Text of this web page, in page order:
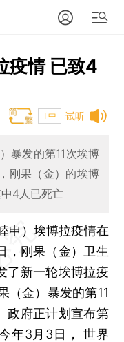
疫情 已致4
试听
T中
暴发的第11次埃博
刚果（金）的埃博
4人已死亡
申）埃博拉疫情在
，刚果（金）卫生
了新一轮埃博拉疫
（金）暴发的第11
政府正计划宣布第
年3月3日， 世界